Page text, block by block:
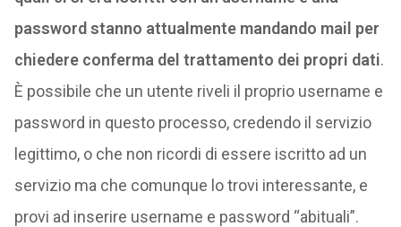
password stanno attualmente mandando mail per
chiedere conferma del trattamento dei propri dati.
È possibile che un utente riveli il proprio username e
password in questo processo, credendo il servizio
legittimo, o che non ricordi di essere iscritto ad un
servizio ma che comunque lo trovi interessante, e
provi ad inserire username e password “abituali”.